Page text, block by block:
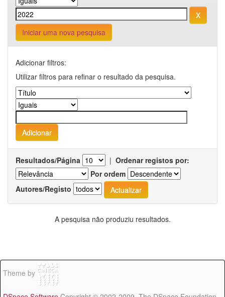
Iniciar uma nova pesquisa
Adicionar filtros:
Utilizar filtros para refinar o resultado da pesquisa.
Resultados/Página | Ordenar registos por:
Por ordem
Autores/Registo
A pesquisa não produziu resultados.
Theme by